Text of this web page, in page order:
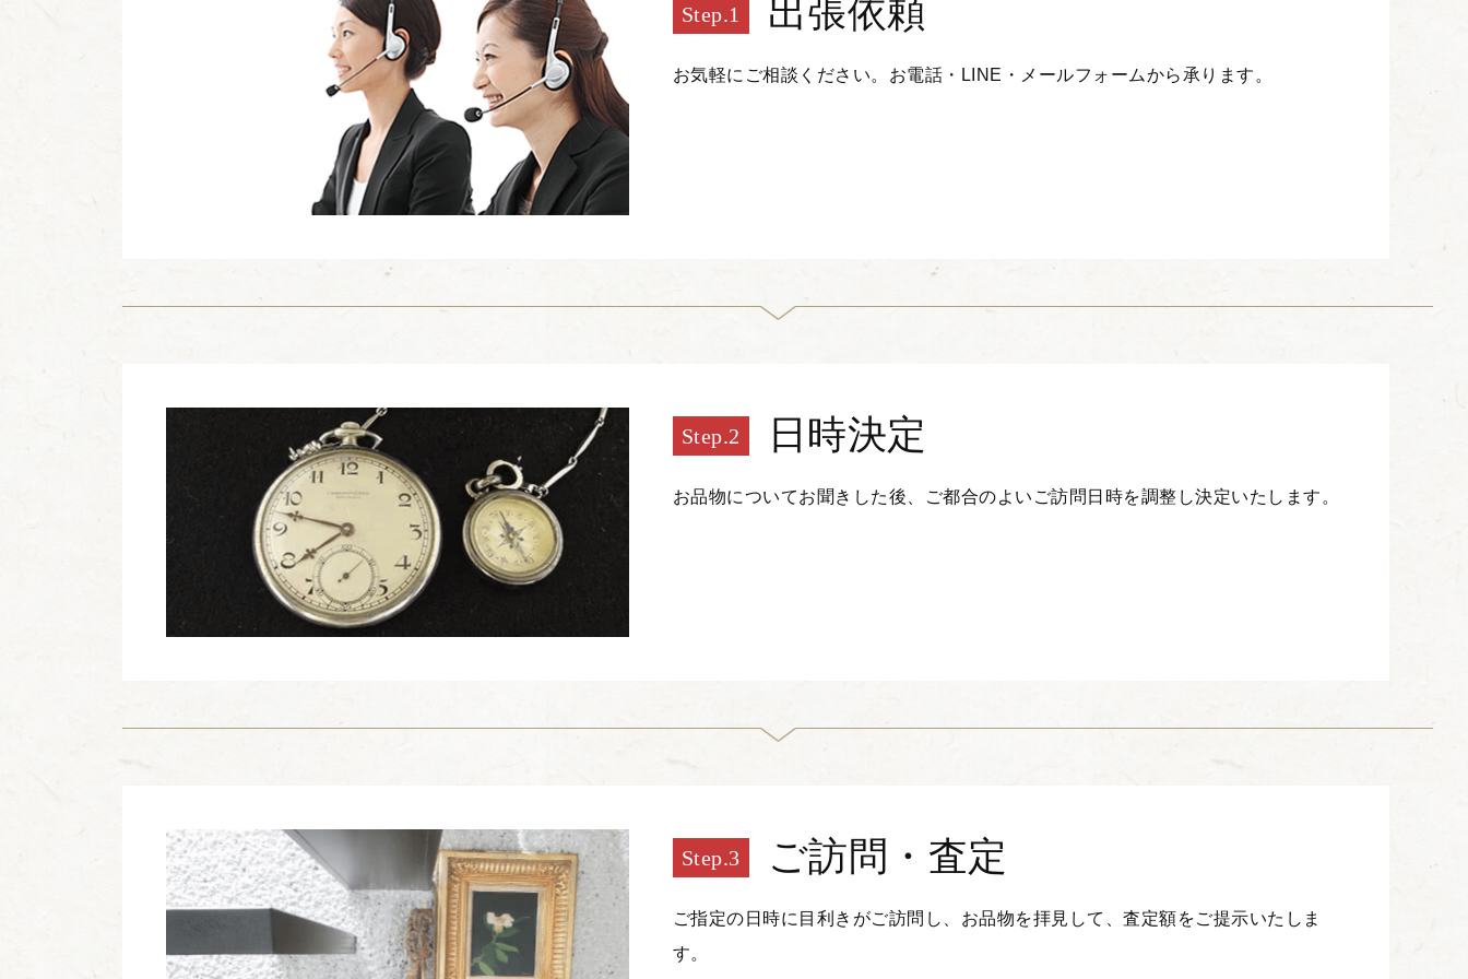
出張依頼
お気軽にご相談ください。お電話・LINE・メールフォームから承ります。
日時決定
お品物についてお聞きした後、ご都合のよいご訪問日時を調整し決定いたします。
ご訪問・査定
ご指定の日時に目利きがご訪問し、お品物を拝見して、査定額をご提示いたしま
す。